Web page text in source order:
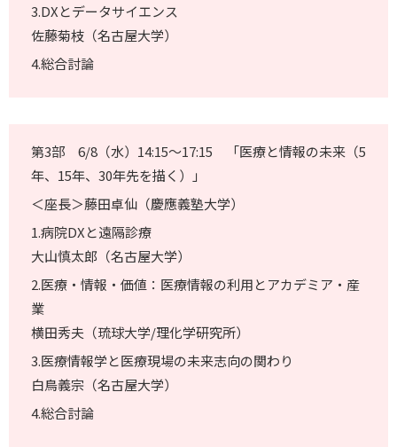
3.DXとデータサイエンス
佐藤菊枝（名古屋大学）
4.総合討論
第3部 6/8（水）14:15～17:15 「医療と情報の未来（5
年、15年、30年先を描く）」
＜座長＞藤田卓仙（慶應義塾大学）
1.病院DXと遠隔診療
大山慎太郎（名古屋大学）
2.医療・情報・価値：医療情報の利用とアカデミア・産
業
横田秀夫（琉球大学/理化学研究所）
3.医療情報学と医療現場の未来志向の関わり
白鳥義宗（名古屋大学）
4.総合討論